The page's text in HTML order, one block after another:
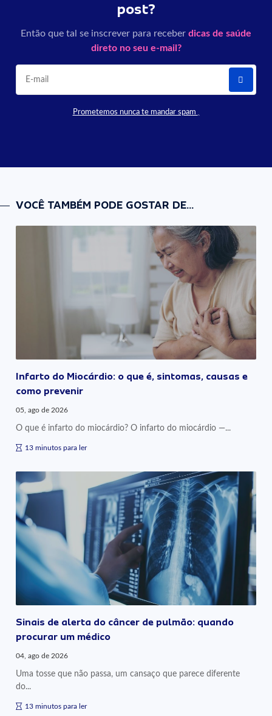
post?
Então que tal se inscrever para receber dicas de saúde
direto no seu e-mail?
Prometemos nunca te mandar spam
VOCÊ TAMBÉM PODE GOSTAR DE...
Infarto do Miocárdio: o que é, sintomas, causas e
como prevenir
05, ago de 2026
O que é infarto do miocárdio? O infarto do miocárdio —...
13 minutos para ler
Sinais de alerta do câncer de pulmão: quando
procurar um médico
04, ago de 2026
Uma tosse que não passa, um cansaço que parece diferente
do...
13 minutos para ler